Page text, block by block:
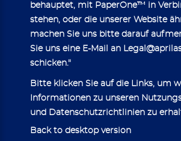
behauptet, mit PaperOne™ in
stehen, oder die unserer Website
machen Sie uns bitte darauf
Sie uns eine E-Mail an
schicken."
Bitte klicken Sie auf die Links, um
Informationen zu unseren
und Datenschutzrichtlinien zu
Back to desktop version